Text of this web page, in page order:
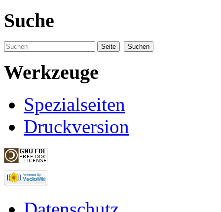
Suche
Werkzeuge
Spezialseiten
Druckversion